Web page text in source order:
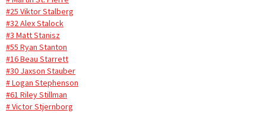
#25 Viktor Stalberg
#32 Alex Stalock
#3 Matt Stanisz
#55 Ryan Stanton
#16 Beau Starrett
#30 Jaxson Stauber
# Logan Stephenson
#61 Riley Stillman
# Victor Stjernborg